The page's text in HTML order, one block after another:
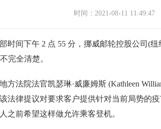
时间：2021-08-11 11:49:47
时间下午 2 点 55 分，挪威邮轮控股公司(
完全清楚。
方法院法官凯瑟琳·威廉姆斯 (Kathleen
法律提议对要求客户提供针对当前局势的
之前希望这样做允许乘客登机。